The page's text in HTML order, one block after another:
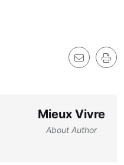
Mieux Vivre
About Author